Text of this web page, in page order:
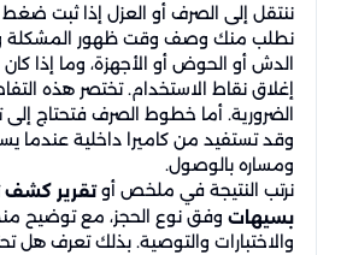
ننتقل إلى الصرف أو العزل إذا ثبت ضغط
نطلب منك وصف وقت ظهور المشكلة
الدش أو الحوض أو الأجهزة، وما إذا
إغلاق نقاط الاستخدام. تختصر هذه
الضرورية. أما خطوط الصرف فتحتاج
وقد تستفيد من كاميرا داخلية عندما
ومساره بالوصول.
نرتب النتيجة في ملخص أوتقرير كشف
بسيهات وفق نوع الحجز، مع توضيح
والاختبارات والتوصية. بذلك تعرف هل